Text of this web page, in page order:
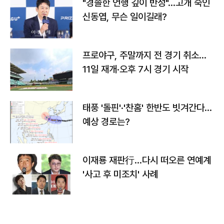
"경솔한 언행 깊이 반성"…고개 숙인
신동엽, 무슨 일이길래?
프로야구, 주말까지 전 경기 취소…
11일 재개·오후 7시 경기 시작
태풍 '돌핀'·'찬홈' 한반도 빗겨간다…
예상 경로는?
이재룡 재판行…다시 떠오른 연예계
'사고 후 미조치' 사례